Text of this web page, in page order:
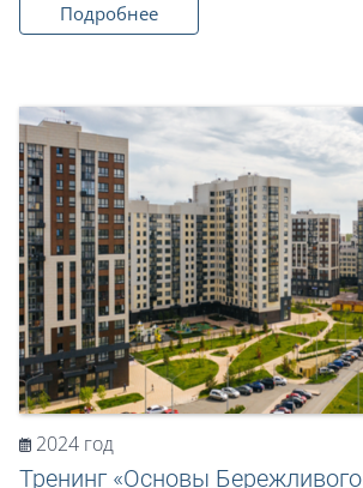
Подробнее
2024 год
Тренинг «Основы Бережливого